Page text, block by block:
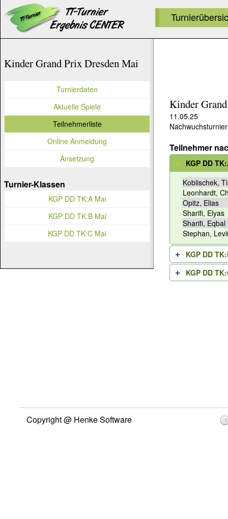
Kinder
11.05.25
Teilnehmer
KGP DD
Koblischek,
Leonhardt,
Opitz, Elias
Sharifi, Elyas
Sharifi, Eqbal
Stephan,
KGP DD
KGP DD
Kinder Grand Prix Dresden Mai
Turnierdaten
Aktuelle Spiele
Teilnehmerliste
Online Anmeldung
Ansetzung
Turnier-Klassen
KGP DD TK:A Mai
KGP DD TK:B Mai
KGP DD TK:C Mai
Copyright @ Henke Software